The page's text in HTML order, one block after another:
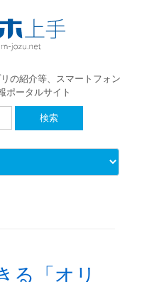
の紹介等、スマートフォン
ポータルサイト
to content
る「オリ